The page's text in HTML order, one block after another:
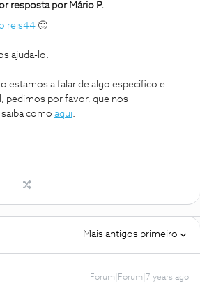
resposta porMário P.
reis44 🙂
ajuda-lo.
estamos a falar de algo especifico e
pedimos por favor, que nos
como aqui.
Mais antigos primeiro
Forum|Forum|7 years ago